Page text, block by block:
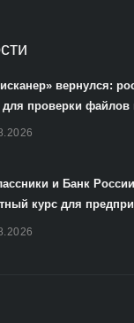
вернулся:
для проверки файлов
и Банк
курс для